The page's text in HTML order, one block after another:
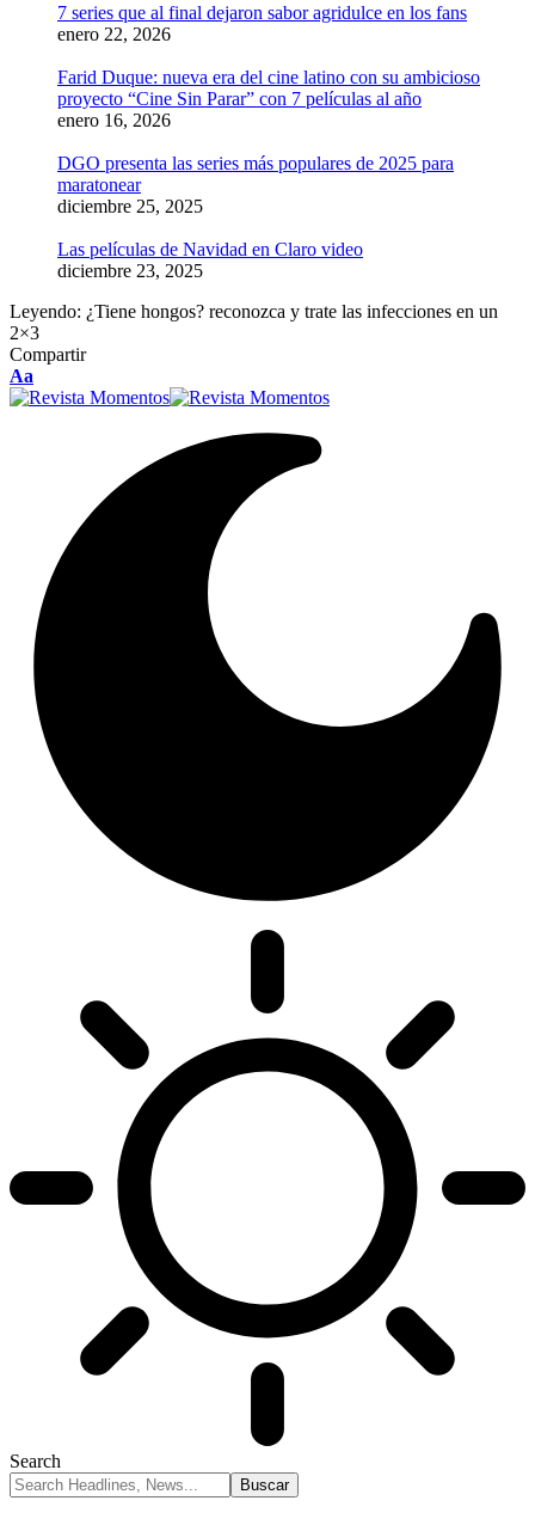
7 series que al final dejaron sabor agridulce en los fans
enero 22, 2026
Farid Duque: nueva era del cine latino con su ambicioso
proyecto “Cine Sin Parar” con 7 películas al año
enero 16, 2026
DGO presenta las series más populares de 2025 para
maratonear
diciembre 25, 2025
Las películas de Navidad en Claro video
diciembre 23, 2025
Leyendo: ¿Tiene hongos? reconozca y trate las infecciones en un
2×3
Compartir
Ajustador
de
Aa
Search